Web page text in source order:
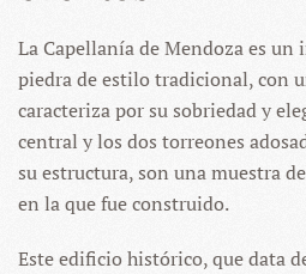
La Capellanía de Mendoza es
piedra de estilo tradicional, con
caracteriza por su sobriedad y
central y los dos torreones
su estructura, son una muestra
en la que fue construido.
Este edificio histórico, que data